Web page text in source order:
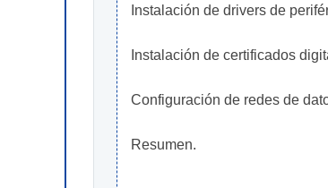
Instalación de drivers de
Instalación de certificados
Configuración de redes de
Resumen.